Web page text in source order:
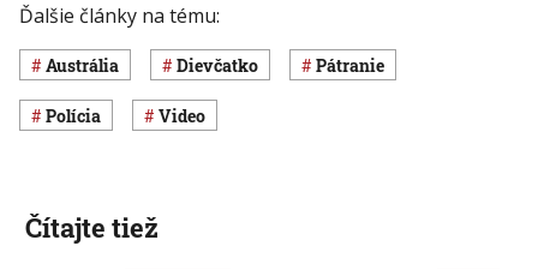
Ďalšie články na tému:
Austrália dievčatko pátranie
polícia Video
Čítajte tiež